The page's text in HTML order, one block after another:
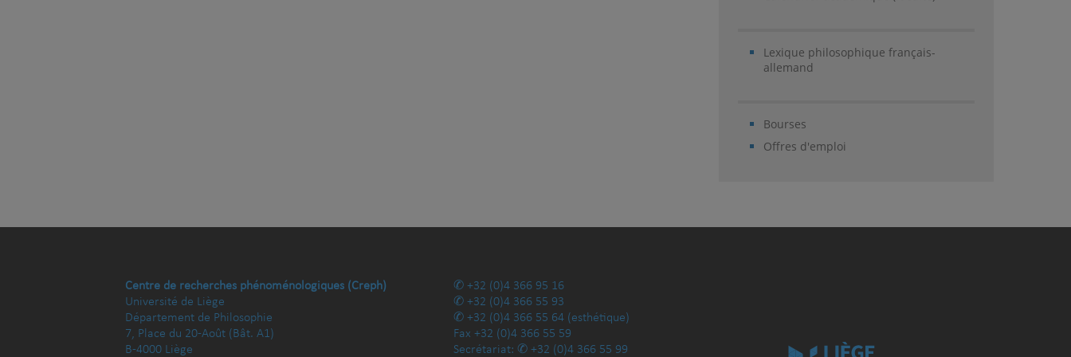
Lexique philosophique français-
allemand
Bourses
Offres d'emploi
Centre de recherches phénoménologiques (Creph)
Université de Liège
Département de Philosophie
7, Place du 20-Août (Bât. A1)
B-4000 Liège
+32 (0)4 366 95 16
+32 (0)4 366 55 93
+32 (0)4 366 55 64 (esthétique)
Fax +32 (0)4 366 55 59
Secrétariat:
+32 (0)4 366 55 99